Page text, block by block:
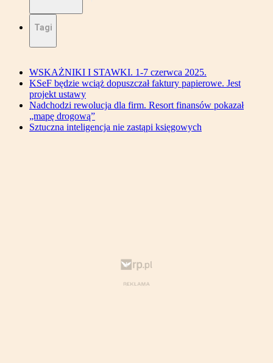
Tagi
WSKAŻNIKI I STAWKI. 1-7 czerwca 2025.
KSeF będzie wciąż dopuszczał faktury papierowe. Jest
projekt ustawy
Nadchodzi rewolucja dla firm. Resort finansów pokazał
„mapę drogową”
Sztuczna inteligencja nie zastąpi księgowych